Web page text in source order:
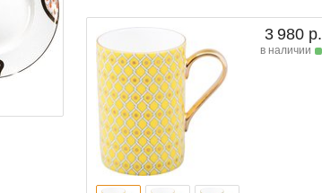
3 980 р.
в наличии